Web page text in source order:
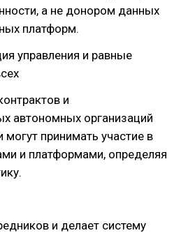
а не донором данных
платформ.
управления и равные
и
автономных организаций
могут принимать участие в
и платформами, определяя
и делает систему